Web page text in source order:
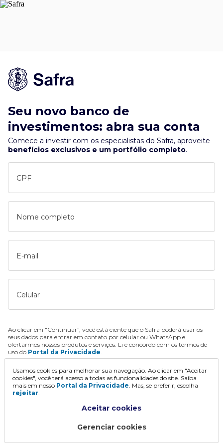
Seu novo banco de
investimentos: abra sua conta
Comece a investir com os especialistas do Safra, aproveite
benefícios exclusivos e um portfólio completo.
CPF
Nome completo
E-mail
Celular
Ao clicar em "Continuar", você está ciente que o Safra poderá usar os
seus dados para entrar em contato por celular ou WhatsApp e
ofertarmos nossos produtos e serviços. Li e concordo com os termos de
uso do Portal da Privacidade.
Continuar
Usamos cookies para melhorar sua navegação. Ao clicar em "Aceitar
cookies", você terá acesso a todas as funcionalidades do site. Saiba
mais em nosso Portal da Privacidade. Mas, se preferir, escolha
rejeitar.
Aceitar cookies
Gerenciar cookies